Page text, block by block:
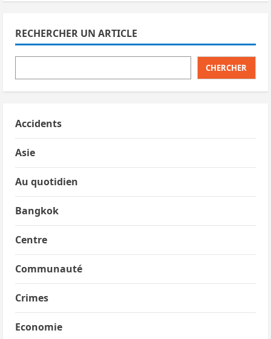
RECHERCHER UN ARTICLE
CHERCHER
Accidents
Asie
Au quotidien
Bangkok
Centre
Communauté
Crimes
Economie